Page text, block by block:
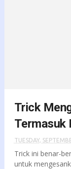
Trick
Termasuk
TUESDAY,
Trick ini benar-
untuk